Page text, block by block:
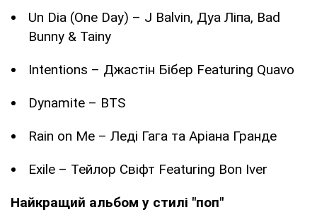
Un Dia (One Day) – J Balvin, Дуа Ліпа, Bad
Bunny & Tainy
Intentions – Джастін Бібер Featuring Quavo
Dynamite – BTS
Rain on Me – Леді Гага та Аріана Гранде
Exile – Тейлор Свіфт Featuring Bon Iver
Найкращий альбом у стилі "поп"